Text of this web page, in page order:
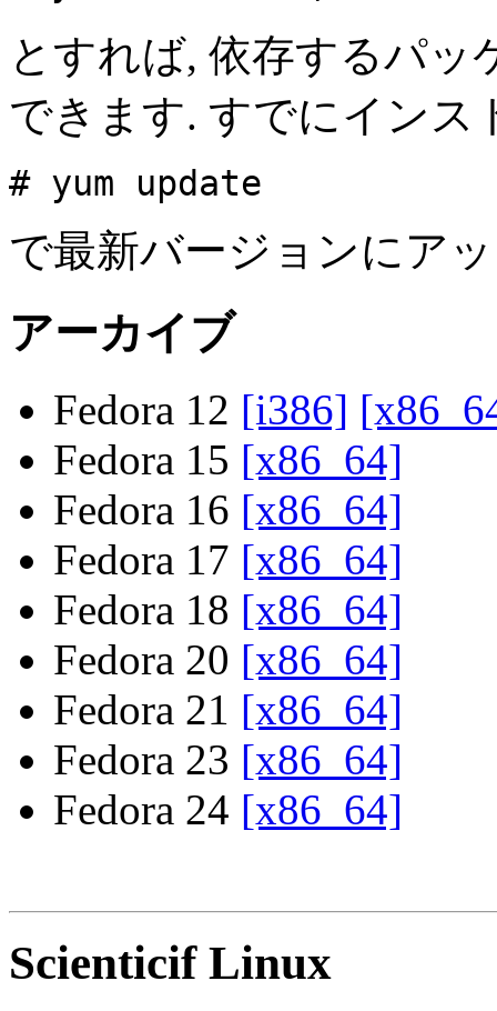
とすれば, 依存するパ
できます. すでにインス
# yum update
で最新バージョンにア
アーカイブ
Fedora 12 [i386]
Fedora 15 [x86_64]
Fedora 16 [x86_64]
Fedora 17 [x86_64]
Fedora 18 [x86_64]
Fedora 20 [x86_64]
Fedora 21 [x86_64]
Fedora 23 [x86_64]
Fedora 24 [x86_64]
Scienticif Linux